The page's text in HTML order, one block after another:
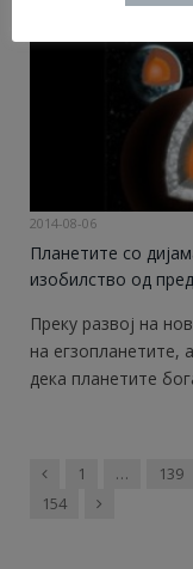
2014-08-06
Планетите со
изобилство од
Преку развој на
на егзопланетите,
дека планетите
Previous
1 … 139
154
Next